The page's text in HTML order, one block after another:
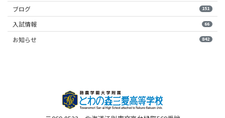
ブログ 151
入試情報 66
お知らせ 842